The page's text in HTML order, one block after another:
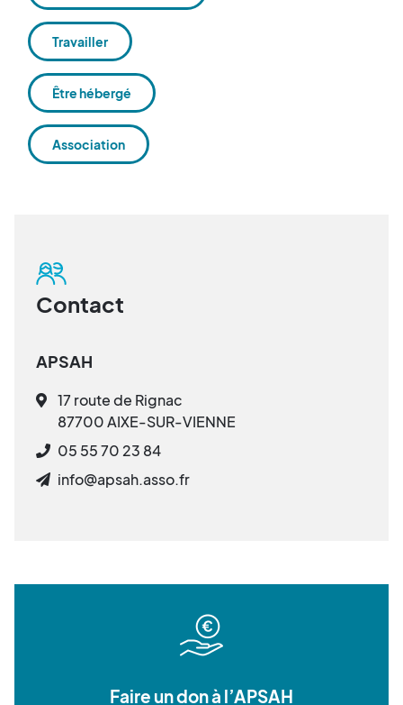
Travailler
Être hébergé
Association
Contact
APSAH
17 route de Rignac
87700 AIXE-SUR-VIENNE
05 55 70 23 84
info@apsah.asso.fr
Faire un don à l’APSAH